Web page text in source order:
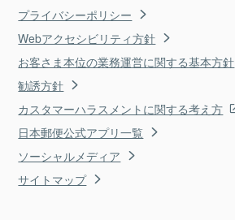
プライバシーポリシー
Webアクセシビリティ方針
お客さま本位の業務運営に関する基本方針
勧誘方針
カスタマーハラスメントに関する考え方
日本郵便公式アプリ一覧
ソーシャルメディア
サイトマップ